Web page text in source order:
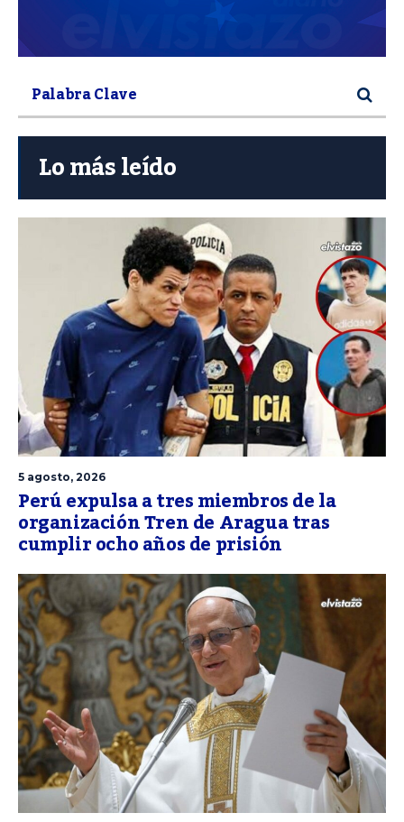
Lo más leído
5 agosto, 2026
Perú expulsa a tres miembros de la
organización Tren de Aragua tras
cumplir ocho años de prisión